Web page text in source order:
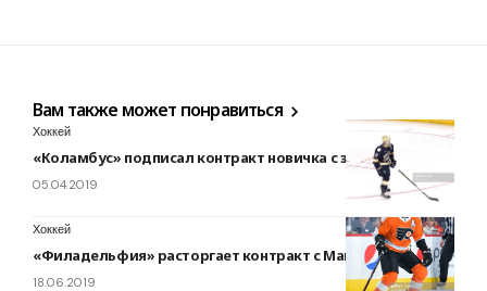
Вам также может понравиться
Хоккей
«Коламбус» подписал контракт новичка с защитником
05.04.2019
Хоккей
«Филадельфия» расторгает контракт с Макдональдом
18.06.2019